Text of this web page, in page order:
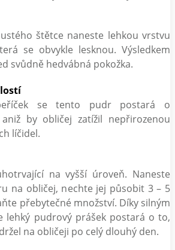
štětce naneste lehkou vrstvu
se obvykle lesknou. Výsledkem
svůdně hedvábná pokožka.
se tento pudr postará o
aniž by obličej zatížil nepřirozenou
líčidel.
na vyšší úroveň. Naneste
na obličej, nechte jej působit 3 – 5
přebytečné množství. Díky silným
lehký pudrový prášek postará o to,
na obličeji po celý dlouhý den.